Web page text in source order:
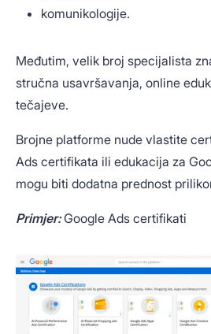
komunikologije.
Međutim, velik broj specijalista
stručna usavršavanja, online
tečajeve.
Brojne platforme nude vlastite
Ads certifikata ili edukacija za
mogu biti dodatna prednost
Primjer:Google Ads certifikati